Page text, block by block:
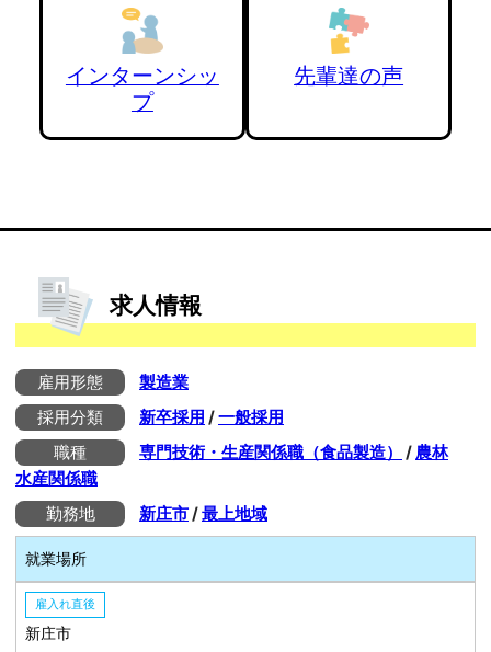
インターンシッ
プ
先輩達の声
求人情報
雇用形態
製造業
採用分類
新卒採用 /一般採用
職種
専門技術・生産関係職（食品製造） / 農林
水産関係職
勤務地
新庄市/最上地域
就業場所
雇入れ直後
新庄市